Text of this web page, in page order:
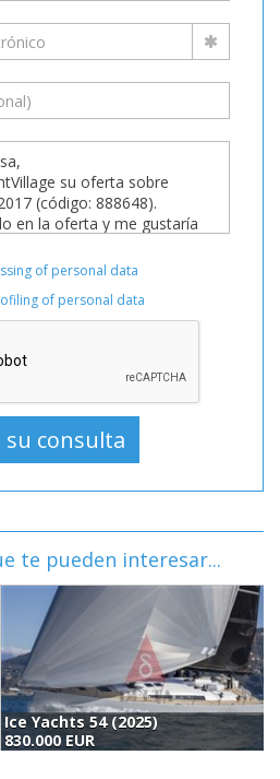
of personal data
of personal data
te pueden interesar...